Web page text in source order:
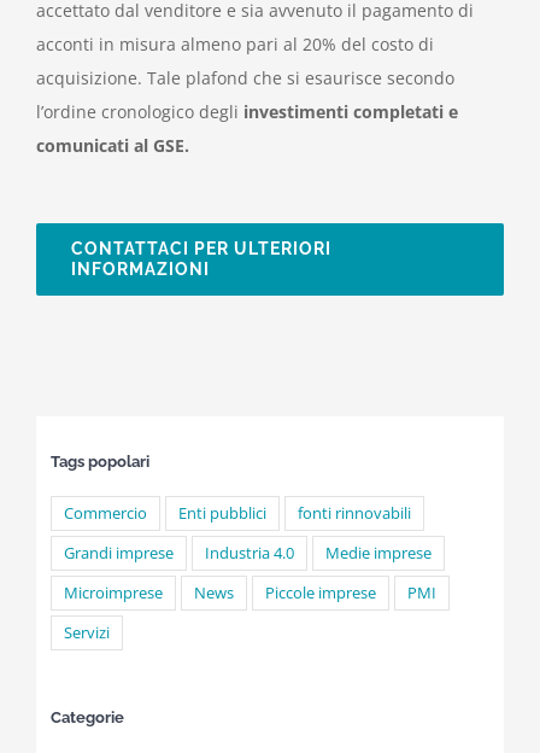
accettato dal venditore e sia avvenuto il pagamento di
acconti in misura almeno pari al 20% del costo di
acquisizione. Tale plafond che si esaurisce secondo
l’ordine cronologico degli investimenti completati e
comunicati al GSE.
CONTATTACI PER ULTERIORI
INFORMAZIONI
Tags popolari
Commercio Enti pubblici
fonti rinnovabili
Grandi imprese
Industria 4.0
Medie imprese
Microimprese
News Piccole imprese
PMI
Servizi
Categorie